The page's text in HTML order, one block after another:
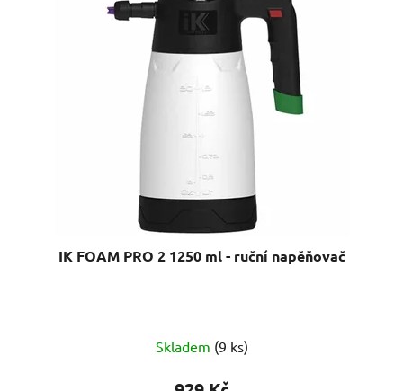
IK FOAM PRO 2 1250 ml - ruční napěňovač
hodnocení
produktu
Skladem (9 ks)